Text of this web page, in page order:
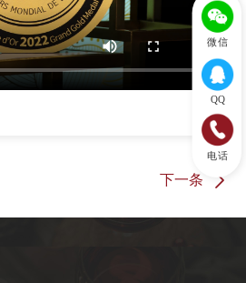
下一条
微信
QQ
电话